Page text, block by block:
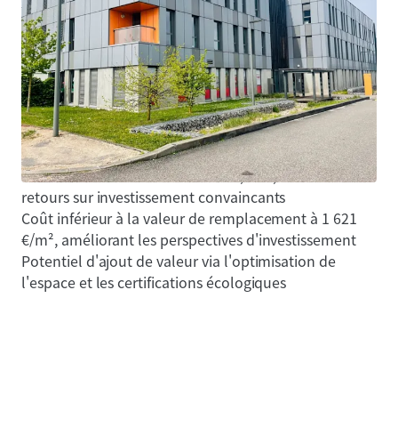
Emplacement privilégié dans le Lyon Tech Park,
favorisant l'innovation et la proximité de 200+
entreprises
Accès stratégique via les trams et les principales
autoroutes, à seulement 20 min de l'aéroport de
Lyon
Flux de trésorerie hautement stable provenant d'un
locataire de 20 ans, réseau leader de crèches privées
Solide rendement net initial de 7,44%, indicatif de
retours sur investissement convaincants
Coût inférieur à la valeur de remplacement à 1 621
€/m², améliorant les perspectives d'investissement
Potentiel d'ajout de valeur via l'optimisation de
l'espace et les certifications écologiques